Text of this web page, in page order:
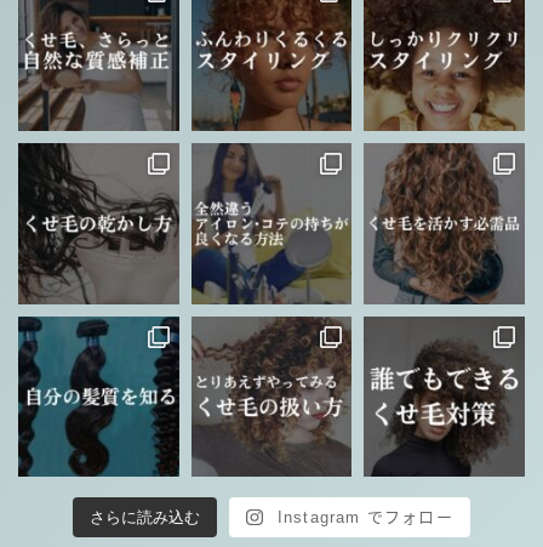
さらに読み込む Instagram でフォロー